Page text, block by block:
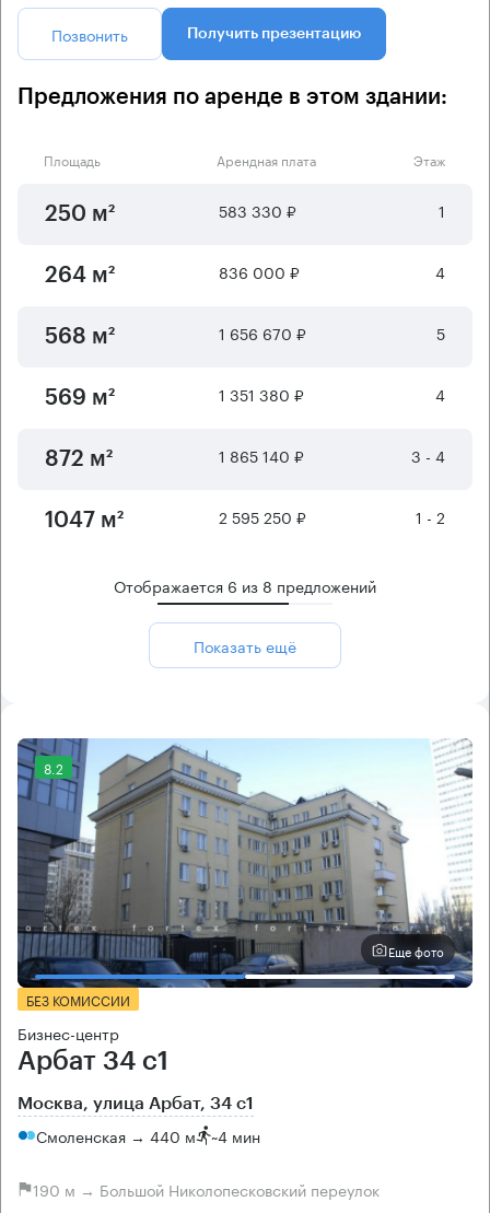
Позвонить Получить презентацию
Предложения по аренде в этом здании:
Площадь Арендная плата Этаж
250 м² 583 330 ₽ 1
264 м² 836 000 ₽ 4
568 м² 1 656 670 ₽ 5
569 м² 1 351 380 ₽ 4
872 м² 1 865 140 ₽ 3 - 4
1047 м² 2 595 250 ₽ 1 - 2
Отображается 6 из 8 предложений
Показать ещё
8.2
Еще фото
БЕЗ КОМИССИИ
Бизнес-центр
Арбат 34 с1
Москва, улица Арбат, 34 с1
Смоленская → 440 м ~4 мин
190 м → Большой Николопесковский переулок